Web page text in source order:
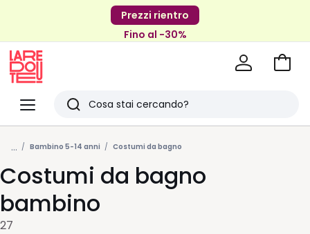
Prezzi rientro
Fino al -30%
Menu
Redoute
Ricerca
Ultimi
articoli
visti
Vai
... Bambino 5-14 anni Costumi da bagno
Costumi da bagno
bambino
27